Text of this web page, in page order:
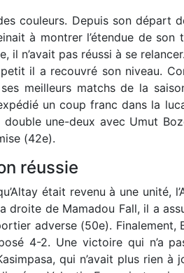
couleurs. Depuis son départ
à montrer l’étendue de son
il n’avait pas réussi à se
il a recouvré son niveau.
meilleurs matchs de la
un coup franc dans la
une-deux avec Umut
(42e).
réussie
était revenu à une unité,
droite de Mamadou Fall, il a
adverse (50e). Finalement,
4-2. Une victoire qui n’a
qui n’avait plus rien à